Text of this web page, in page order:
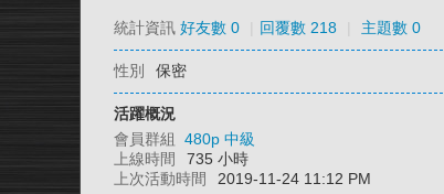
統計資訊 好友數 0 回覆數 218 主題數 0
性別 保密
活躍概況
會員群組 480p 中級
上線時間
735 小時
上次活動時間
2019-11-24 11:12 PM